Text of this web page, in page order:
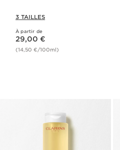
3 TAILLES
À partir de
Nouveau prix 29,00 €
29,00 €
(14,50 €/100ml)